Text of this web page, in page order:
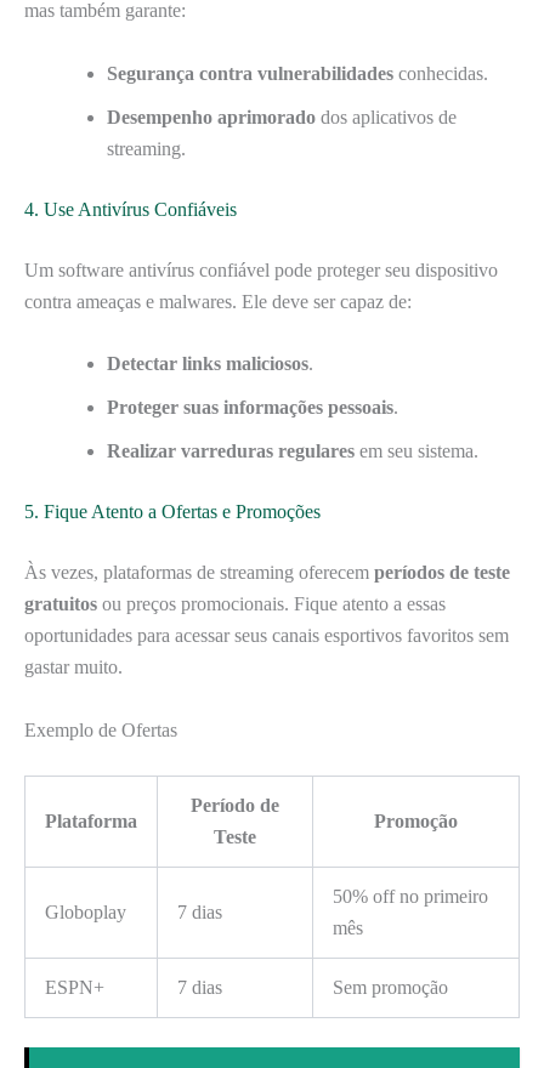
mas também garante:
Segurança contra vulnerabilidades conhecidas.
Desempenho aprimorado dos aplicativos de
streaming.
4. Use Antivírus Confiáveis
Um software antivírus confiável pode proteger seu dispositivo
contra ameaças e malwares. Ele deve ser capaz de:
Detectar links maliciosos.
Proteger suas informações pessoais.
Realizar varreduras regulares em seu sistema.
5. Fique Atento a Ofertas e Promoções
Às vezes, plataformas de streaming oferecem períodos de teste
gratuitos ou preços promocionais. Fique atento a essas
oportunidades para acessar seus canais esportivos favoritos sem
gastar muito.
Exemplo de Ofertas
Plataforma
Período de
Teste
Promoção
Globoplay 7 dias
50% off no primeiro
mês
ESPN+ 7 dias Sem promoção